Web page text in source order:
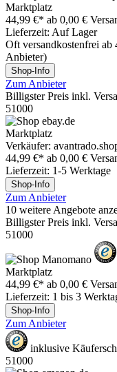
Marktplatz
44,99 €* ab 0,00 €
Lieferzeit: Auf Lager
Oft versandkostenfrei ab
Anbieter)
Shop-Info
Zum Anbieter
Billigster Preis inkl.
51000
Marktplatz
Verkäufer:
44,99 €* ab 0,00 €
Lieferzeit: 1-5 Werktage
Shop-Info
Zum Anbieter
10 weitere Angebote
Billigster Preis inkl.
51000
Marktplatz
44,99 €* ab 0,00 €
Lieferzeit: 1 bis 3
Shop-Info
Zum Anbieter
inklusive
51000